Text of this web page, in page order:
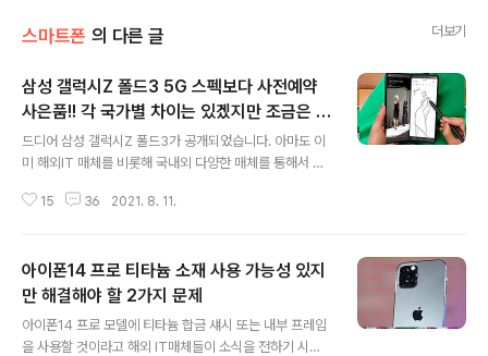
스마트폰 의 다른 글 더보기
삼성 갤럭시Z 폴드3 5G 스펙보다 사전예약
사은품!! 각 국가별 차이는 있겠지만 조금은 아
쉬워
드디어 삼성 갤럭시Z 폴드3가 공개되었습니다. 아마도 이
미 해외IT 매체를 비롯해 국내외 다양한 매체를 통해서 알
완성도 높은 모습으로 과연 소비자들에게 어떤 판단을 받
공하는 사은품이 관심을 받고 있습니다. S펜이 제공되는
것은 기정사실로 알려졌는데~ TMI~ 갤럭시노트를 좋아
하는 분들은 좀 더 고민이 깊어질 수 있을지 모르겠네요. 앞
으로 통신사마다 다양한 사전예약 사은품을 제공하겠지만
15 36 2021. 8. 11.
아이폰14 프로 티타늄 소재 사용 가능성 있지
만 해결해야 할 2가지 문제
아이폰14 프로 모델에 티타늄 합금 섀시 또는 내부 프레임
을 사용할 것이라고 해외 IT매체들이 소식을 전하기 시작